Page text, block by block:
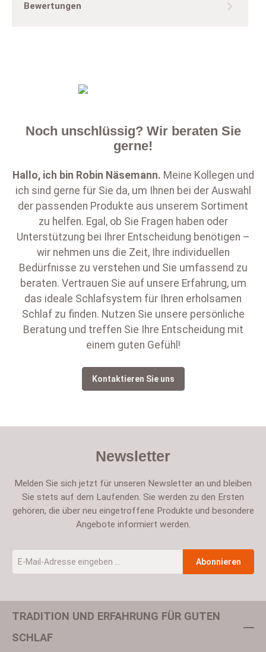
Bewertungen
Noch unschlüssig? Wir beraten Sie
gerne!
Hallo, ich bin Robin Näsemann. Meine Kollegen und
ich sind gerne für Sie da, um Ihnen bei der Auswahl
der passenden Produkte aus unserem Sortiment
zu helfen. Egal, ob Sie Fragen haben oder
Unterstützung bei Ihrer Entscheidung benötigen –
wir nehmen uns die Zeit, Ihre individuellen
Bedürfnisse zu verstehen und Sie umfassend zu
beraten. Vertrauen Sie auf unsere Erfahrung, um
das ideale Schlafsystem für Ihren erholsamen
Schlaf zu finden. Nutzen Sie unsere persönliche
Beratung und treffen Sie Ihre Entscheidung mit
einem guten Gefühl!
Kontaktieren Sie uns
Newsletter
Melden Sie sich jetzt für unseren Newsletter an und bleiben
Sie stets auf dem Laufenden. Sie werden zu den Ersten
gehören, die über neu eingetroffene Produkte und besondere
Angebote informiert werden.
Abonnieren
Um weiterzugehen, geben Sie die oben abgebildeten Zeichen ein
TRADITION UND ERFAHRUNG FÜR GUTEN
SCHLAF